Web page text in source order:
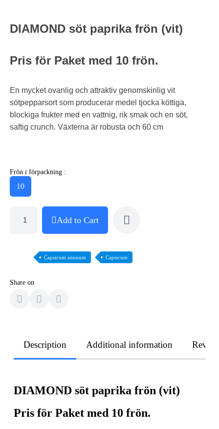
DIAMOND söt paprika frön (vit)
Pris för Paket med 10 frön.
En mycket ovanlig och attraktiv genomskinlig vit
sötpepparsort som producerar medel tjocka köttiga,
blockiga frukter med en vattnig, rik smak och en söt,
saftig crunch. Växterna är robusta och 60 cm
Frön i förpackning :
10
Add to Cart
Capsicum annuum Capsicum
Share on
Description Additional information
DIAMOND söt paprika frön (vit)
Pris för Paket med 10 frön.